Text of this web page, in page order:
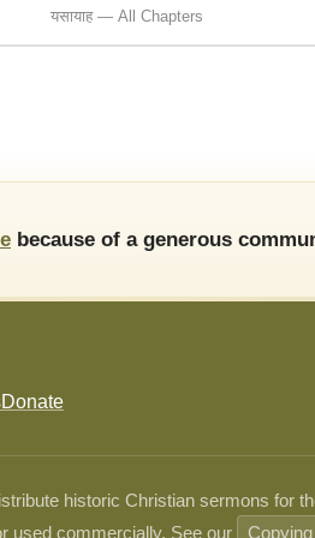
यसायाह — All Chapters
because of a generous
Donate
historic Christian sermons for
used commercially. See our